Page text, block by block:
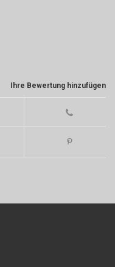
Ihre Bewertung hinzufügen